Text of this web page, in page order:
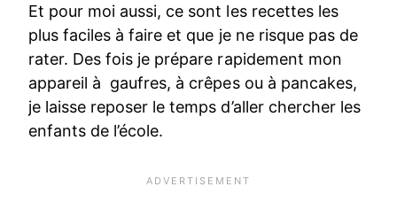
Et pour moi aussi, ce sont les recettes les
plus faciles à faire et que je ne risque pas de
rater. Des fois je prépare rapidement mon
appareil à gaufres, à crêpes ou à pancakes,
je laisse reposer le temps d’aller chercher les
enfants de l’école.